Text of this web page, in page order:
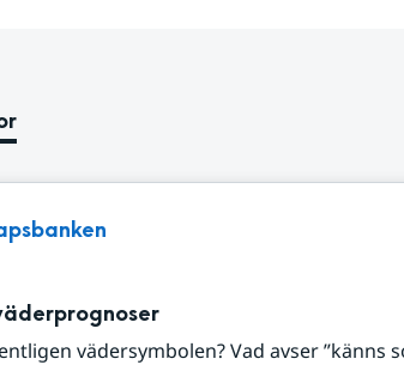
vädersymbolen? Vad avser ”känns